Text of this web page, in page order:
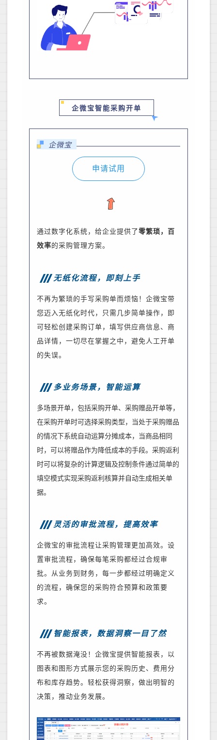
企微宝智能采购开单
企微宝
申请试用
通过数字化系统，给企业提供了零繁琐，百
效率的采购管理方案。
无纸化流程，即刻上手
不再为繁琐的手写采购单而烦恼！企微宝带
您迈入无纸化时代，只需几步简单操作，即
可轻松创建采购订单，填写供应商信息、 商
品详情 ，一切尽在掌握之中 ， 避免人工开单
的失误。
多业务场景，智能运算
多场景开单，包括采购开单、采购赠品开单等，
在采购开单时可选择采购类型，
当处于采购赠品
的情况下系统自动运算分摊成本，当商品相同
时，可以将赠品作为降低成本的手段。采购返利
时可以将复杂的计算逻辑及控制条件通过简单的
填空模式实现采购返利核算并自动生成相关单
据。
灵活的审批流程，提高效率
企微宝的审批流程让采购管理更加高效。设
置审批流程，确保每笔采购都经过合规审
批。从 业务到财务，每一步都经过明确定义
的流程，确保您的采购符合预算和政策要
求。
智能报表，数据洞察一目了然
不再被数据淹没！企微宝提供智能报表，以
图表和图形方式展示您的采购历史、费用分
布和库存趋势。轻松获得洞察，做出明智的
决策，推动业务发展。